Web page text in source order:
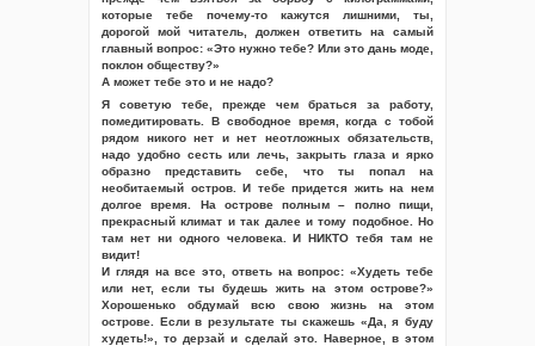
которые тебе почему-то кажутся лишними, ты,
дорогой мой читатель, должен ответить на самый
главный вопрос: «Это нужно тебе? Или это дань моде,
поклон обществу?»
А может тебе это и не надо?
Я советую тебе, прежде чем браться за работу,
помедитировать. В свободное время, когда с тобой
рядом никого нет и нет неотложных обязательств,
надо удобно сесть или лечь, закрыть глаза и ярко
образно представить себе, что ты попал на
необитаемый остров. И тебе придется жить на нем
долгое время. На острове полным – полно пищи,
прекрасный климат и так далее и тому подобное. Но
там нет ни одного человека. И НИКТО тебя там не
видит!
И глядя на все это, ответь на вопрос: «Худеть тебе
или нет, если ты будешь жить на этом острове?»
Хорошенько обдумай всю свою жизнь на этом
острове. Если в результате ты скажешь «Да, я буду
худеть!», то дерзай и сделай это. Наверное, в этом